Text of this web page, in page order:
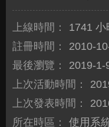
上線時間：
1741 小
註冊時間：
2010-
最後瀏覽：
2019-1-
上次活動時間：
上次發表時間：
所在時區：
使用系